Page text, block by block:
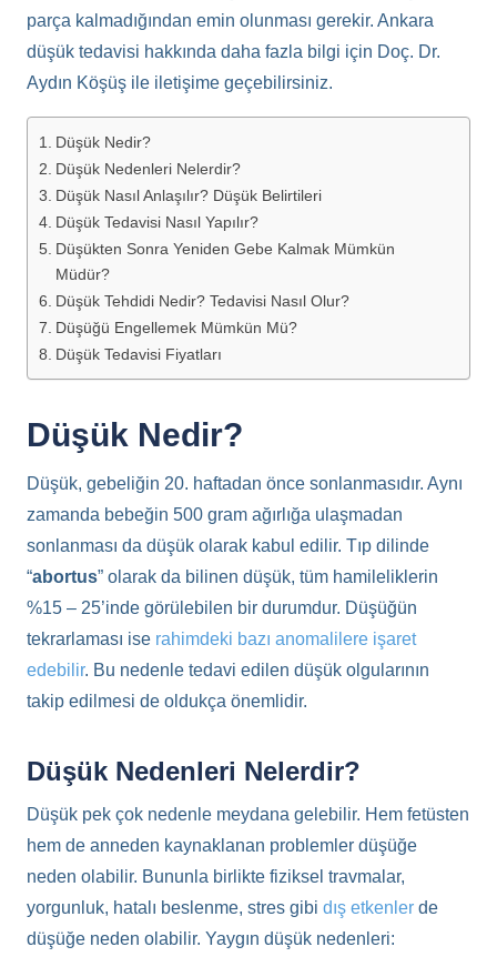
parça kalmadığından emin olunması gerekir. Ankara
düşük tedavisi hakkında daha fazla bilgi için Doç. Dr.
Aydın Köşüş ile iletişime geçebilirsiniz.
Düşük Nedir?
Düşük Nedenleri Nelerdir?
Düşük Nasıl Anlaşılır? Düşük Belirtileri
Düşük Tedavisi Nasıl Yapılır?
Düşükten Sonra Yeniden Gebe Kalmak Mümkün
Müdür?
Düşük Tehdidi Nedir? Tedavisi Nasıl Olur?
Düşüğü Engellemek Mümkün Mü?
Düşük Tedavisi Fiyatları
Düşük Nedir?
Düşük, gebeliğin 20. haftadan önce sonlanmasıdır. Aynı
zamanda bebeğin 500 gram ağırlığa ulaşmadan
sonlanması da düşük olarak kabul edilir. Tıp dilinde
“abortus” olarak da bilinen düşük, tüm hamileliklerin
%15 – 25’inde görülebilen bir durumdur. Düşüğün
tekrarlaması ise rahimdeki bazı anomalilere işaret
edebilir. Bu nedenle tedavi edilen düşük olgularının
takip edilmesi de oldukça önemlidir.
Düşük Nedenleri Nelerdir?
Düşük pek çok nedenle meydana gelebilir. Hem fetüsten
hem de anneden kaynaklanan problemler düşüğe
neden olabilir. Bununla birlikte fiziksel travmalar,
yorgunluk, hatalı beslenme, stres gibi dış etkenler de
düşüğe neden olabilir. Yaygın düşük nedenleri: